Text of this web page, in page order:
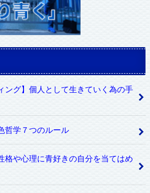
ング】個人として生きていく為の手
哲学７つのルール
格や心理に青好きの自分を当てはめ